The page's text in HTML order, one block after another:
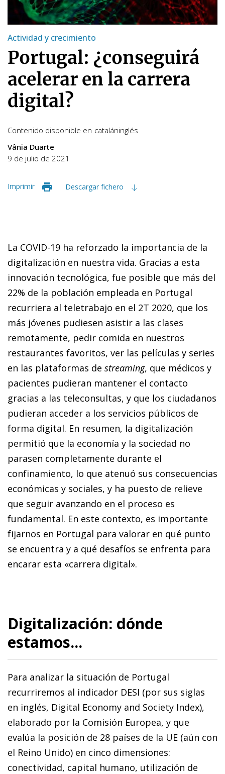
Actividad y crecimiento
Portugal: ¿conseguirá
acelerar en la carrera
digital?
Contenido disponible en cataláninglés
Vânia Duarte
9 de julio de 2021
Imprimir Descargar fichero
La COVID-19 ha reforzado la importancia de la
digitalización en nuestra vida. Gracias a esta
innovación tecnológica, fue posible que más del
22% de la población empleada en Portugal
recurriera al teletrabajo en el 2T 2020, que los
más jóvenes pudiesen asistir a las clases
remotamente, pedir comida en nuestros
restaurantes favoritos, ver las películas y series
en las plataformas de streaming, que médicos y
pacientes pudieran mantener el contacto
gracias a las teleconsultas, y que los ciudadanos
pudieran acceder a los servicios públicos de
forma digital. En resumen, la digitalización
permitió que la economía y la sociedad no
parasen completamente durante el
confinamiento, lo que atenuó sus consecuencias
económicas y sociales, y ha puesto de relieve
que seguir avanzando en el proceso es
fundamental. En este contexto, es importante
fijarnos en Portugal para valorar en qué punto
se encuentra y a qué desafíos se enfrenta para
encarar esta «carrera digital».
Digitalización: dónde
estamos...
Para analizar la situación de Portugal
recurriremos al indicador DESI (por sus siglas
en inglés, Digital Economy and Society Index),
elaborado por la Comisión Europea, y que
evalúa la posición de 28 países de la UE (aún con
el Reino Unido) en cinco dimensiones:
conectividad, capital hu­­mano, utilización de